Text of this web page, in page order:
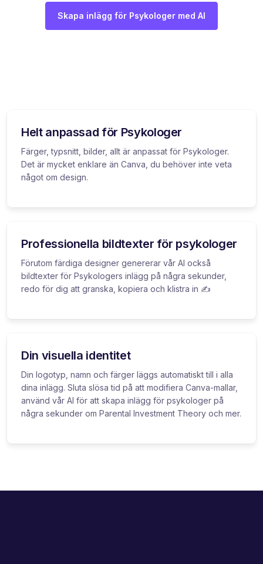
Skapa inlägg för Psykologer med AI
Helt anpassad för Psykologer
Färger, typsnitt, bilder, allt är anpassat för Psykologer.
Det är mycket enklare än Canva, du behöver inte veta
något om design.
Professionella bildtexter för psykologer
Förutom färdiga designer genererar vår AI också
bildtexter för Psykologers inlägg på några sekunder,
redo för dig att granska, kopiera och klistra in ✍️
Din visuella identitet
Din logotyp, namn och färger läggs automatiskt till i alla
dina inlägg. Sluta slösa tid på att modifiera Canva-mallar,
använd vår AI för att skapa inlägg för psykologer på
några sekunder om Parental Investment Theory och mer.